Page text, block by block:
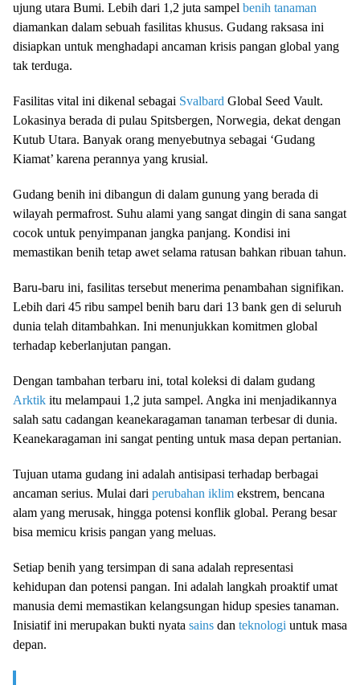
ujung utara Bumi. Lebih dari 1,2 juta sampel benih tanaman
diamankan dalam sebuah fasilitas khusus. Gudang raksasa ini
disiapkan untuk menghadapi ancaman krisis pangan global yang
tak terduga.
Fasilitas vital ini dikenal sebagai Svalbard Global Seed Vault.
Lokasinya berada di pulau Spitsbergen, Norwegia, dekat dengan
Kutub Utara. Banyak orang menyebutnya sebagai ‘Gudang
Kiamat’ karena perannya yang krusial.
Gudang benih ini dibangun di dalam gunung yang berada di
wilayah permafrost. Suhu alami yang sangat dingin di sana sangat
cocok untuk penyimpanan jangka panjang. Kondisi ini
memastikan benih tetap awet selama ratusan bahkan ribuan tahun.
Baru-baru ini, fasilitas tersebut menerima penambahan signifikan.
Lebih dari 45 ribu sampel benih baru dari 13 bank gen di seluruh
dunia telah ditambahkan. Ini menunjukkan komitmen global
terhadap keberlanjutan pangan.
Dengan tambahan terbaru ini, total koleksi di dalam gudang
Arktik itu melampaui 1,2 juta sampel. Angka ini menjadikannya
salah satu cadangan keanekaragaman tanaman terbesar di dunia.
Keanekaragaman ini sangat penting untuk masa depan pertanian.
Tujuan utama gudang ini adalah antisipasi terhadap berbagai
ancaman serius. Mulai dari perubahan iklim ekstrem, bencana
alam yang merusak, hingga potensi konflik global. Perang besar
bisa memicu krisis pangan yang meluas.
Setiap benih yang tersimpan di sana adalah representasi
kehidupan dan potensi pangan. Ini adalah langkah proaktif umat
manusia demi memastikan kelangsungan hidup spesies tanaman.
Inisiatif ini merupakan bukti nyata sains dan teknologi untuk masa
depan.